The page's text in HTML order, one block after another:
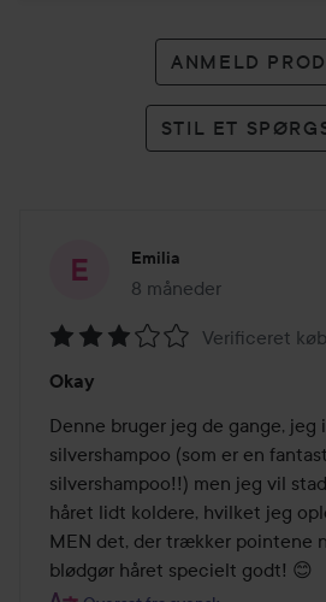
ANMELD
STIL ET
Emilia
8 måneder
Posten blev oprettet 8
3
ud
af
5
Verificeret køb
Okay
Denne bruger jeg de gange, jeg
silvershampoo (som er en
silvershampoo!!) men jeg vil
håret lidt koldere, hvilket jeg
MEN det, der trækker pointene
blødgør håret specielt godt! 😊